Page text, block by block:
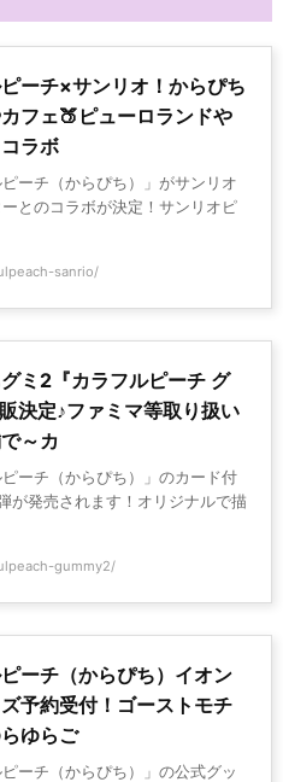
ーチ×サンリオ！からぴち
フェ🍑ピューロランドや
ラボ
ピーチ（からぴち）」がサンリオ
とのコラボが決定！サンリオピ
sanrio/
ミ2『カラフルピーチ グ
決定♪ファミマ等取り扱い
～カ
ピーチ（からぴち）」のカード付
が発売されます！オリジナルで描
gummy2/
ーチ（からぴち）イオン
予約受付！ゴーストモチ
ゆらご
ピーチ（からぴち）」の公式グッ